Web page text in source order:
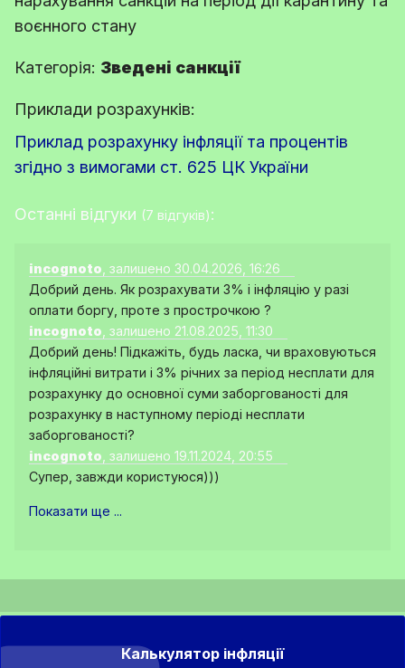
воєнного стану
Категорія: Зведені санкції
Приклади розрахунків:
Приклад розрахунку інфляції та процентів
згідно з вимогами ст. 625 ЦК України
Останні відгуки (7 відгуків):
incognoto , залишено 30.04.2026, 16:26
Добрий день. Як розрахувати 3% і інфляцію у разі
оплати боргу, проте з прострочкою ?
incognoto , залишено 21.08.2025, 11:30
Добрий день! Підкажіть, будь ласка, чи враховуються
інфляційні витрати і 3% річних за період несплати для
розрахунку до основної суми заборгованості для
розрахунку в наступному періоді несплати
заборгованості?
incognoto , залишено 19.11.2024, 20:55
Супер, завжди користуюся)))
Показати ще ...
Калькулятор інфляції